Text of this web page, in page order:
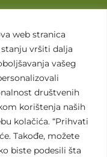
web stranica
vršiti dalja
vašeg
društvenih
korištenja naših
kolačića. “Prihvati
Takođe, možete
biste podesili šta